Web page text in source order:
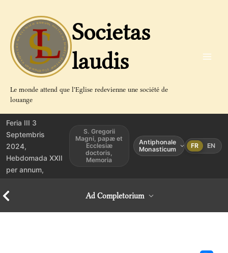
contenu
Societas
laudis
Le monde attend que l'Eglise redevienne une société de
louange
Feria III 3
Septembris
2024,
Hebdomada XXII
per annum,
S. Gregorii
Magni, papæ et
Ecclesiæ
doctoris,
Memoria
Antiphonale
Monasticum
FR EN
Ad Completorium